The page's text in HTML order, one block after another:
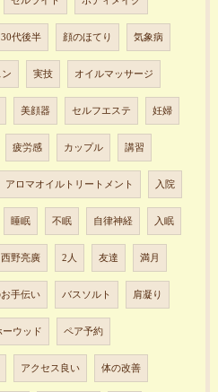
30代後半 顔のほてり 気象病
実技 オイルマッサージ
美顔器 セルフエステ 妊婦
疲労感 カップル 講習
アロマオイルトリートメント 入院
睡眠 不眠 自律神経 入眠
西野亮廣 2人 友達 満月
手伝い バスソルト 肩凝り
ーウッド ペア予約
アクセス良い 体の改善